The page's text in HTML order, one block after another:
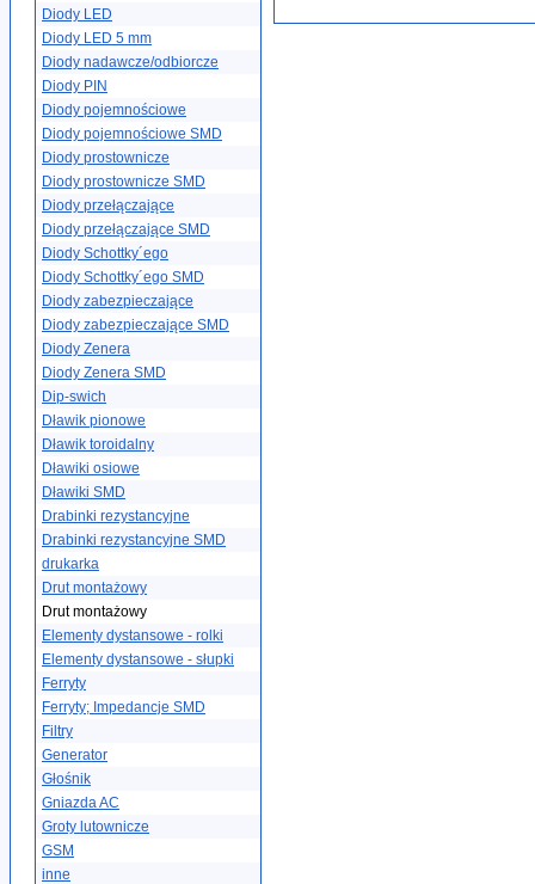
Diody LED
Diody LED 5 mm
Diody nadawcze/odbiorcze
Diody PIN
Diody pojemnościowe
Diody pojemnościowe SMD
Diody prostownicze
Diody prostownicze SMD
Diody przełączające
Diody przełączające SMD
Diody Schottky´ego
Diody Schottky´ego SMD
Diody zabezpieczające
Diody zabezpieczające SMD
Diody Zenera
Diody Zenera SMD
Dip-swich
Dławik pionowe
Dławik toroidalny
Dławiki osiowe
Dławiki SMD
Drabinki rezystancyjne
Drabinki rezystancyjne SMD
drukarka
Drut montażowy
Drut montażowy
Elementy dystansowe - rolki
Elementy dystansowe - słupki
Ferryty
Ferryty; Impedancje SMD
Filtry
Generator
Głośnik
Gniazda AC
Groty lutownicze
GSM
inne